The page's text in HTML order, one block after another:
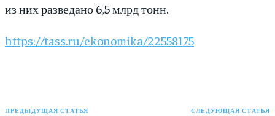
из них разведано 6,5 млрд тонн.
https://tass.ru/ekonomika/22558175
ПРЕДЫДУЩАЯ СТАТЬЯ СЛЕДУЮЩАЯ СТАТЬЯ